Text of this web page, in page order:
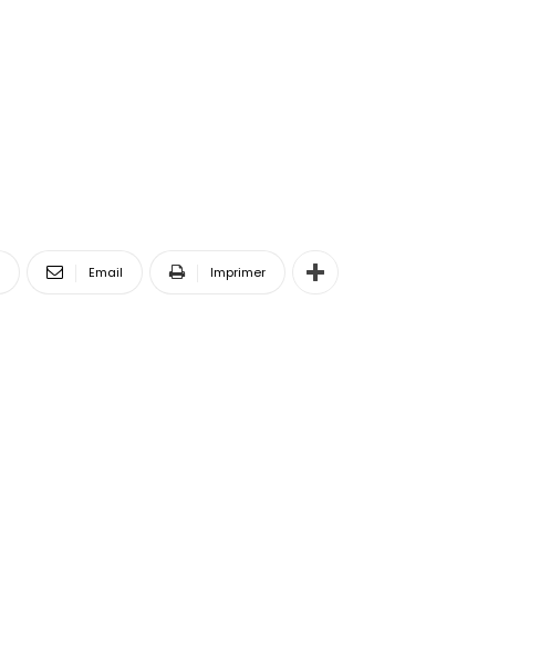
Email Imprimer